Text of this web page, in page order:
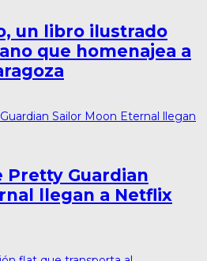
un libro ilustrado
que homenajea a
Pretty Guardian
llegan a Netflix